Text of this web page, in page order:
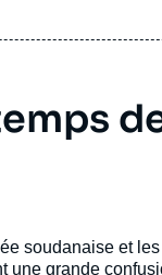
soudanaise et
une grande